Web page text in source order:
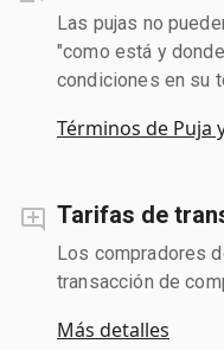
Las pujas no
"como está y
condiciones en su
Términos de Puja
Tarifas de
Los compradores
transacción de
Más detalles